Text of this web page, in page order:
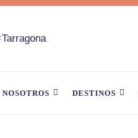
Tarragona
NOSOTROS DESTINOS